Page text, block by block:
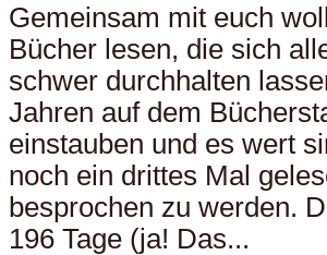
Gemeinsam mit euch
Bücher lesen, die sich
schwer durchhalten
Jahren auf dem
einstauben und es wert
noch ein drittes Mal
besprochen zu werden.
196 Tage (ja! Das...